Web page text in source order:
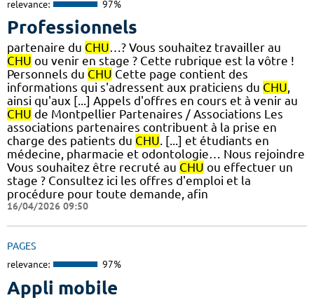
relevance: 97%
Professionnels
partenaire du CHU…? Vous souhaitez travailler au
CHU ou venir en stage ? Cette rubrique est la vôtre !
Personnels du CHU Cette page contient des
informations qui s'adressent aux praticiens du CHU,
ainsi qu'aux [...] Appels d'offres en cours et à venir au
CHU de Montpellier Partenaires / Associations Les
associations partenaires contribuent à la prise en
charge des patients du CHU. [...] et étudiants en
médecine, pharmacie et odontologie… Nous rejoindre
Vous souhaitez être recruté au CHU ou effectuer un
stage ? Consultez ici les offres d'emploi et la
procédure pour toute demande, afin
16/04/2026 09:50
PAGES
relevance: 97%
Appli mobile